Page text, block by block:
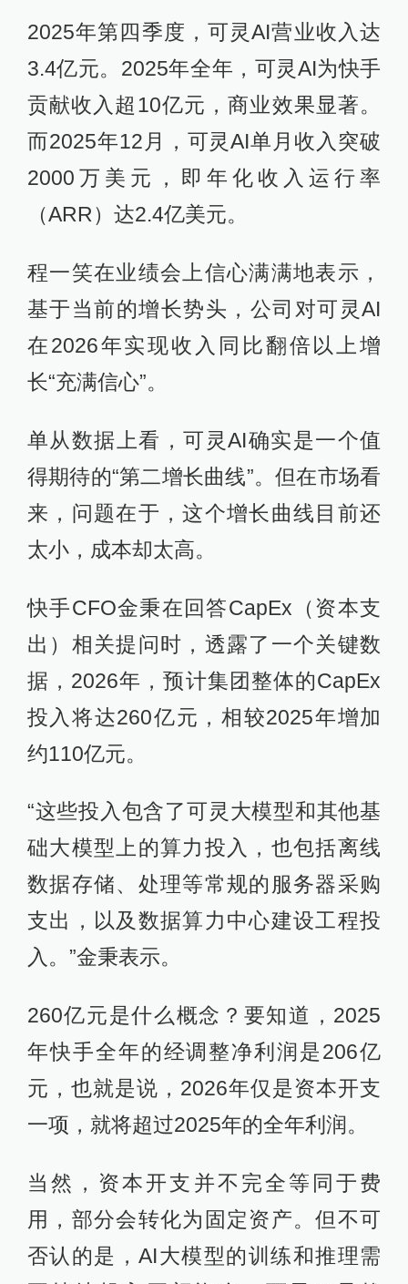
2025年第四季度，可灵AI营业收入达
3.4亿元。2025年全年，可灵AI为快手
贡献收入超10亿元，商业效果显著。
而2025年12月，可灵AI单月收入突破
2000万美元，即年化收入运行率
（ARR）达2.4亿美元。
程一笑在业绩会上信心满满地表示，
基于当前的增长势头，公司对可灵AI
在2026年实现收入同比翻倍以上增
长“充满信心”。
单从数据上看，可灵AI确实是一个值
得期待的“第二增长曲线”。但在市场看
来，问题在于，这个增长曲线目前还
太小，成本却太高。
快手CFO金秉在回答CapEx（资本支
出）相关提问时，透露了一个关键数
据，2026年，预计集团整体的CapEx
投入将达260亿元，相较2025年增加
约110亿元。
“这些投入包含了可灵大模型和其他基
础大模型上的算力投入，也包括离线
数据存储、处理等常规的服务器采购
支出，以及数据算力中心建设工程投
入。”金秉表示。
260亿元是什么概念？要知道，2025
年快手全年的经调整净利润是206亿
元，也就是说，2026年仅是资本开支
一项，就将超过2025年的全年利润。
当然，资本开支并不完全等同于费
用，部分会转化为固定资产。但不可
否认的是，AI大模型的训练和推理需